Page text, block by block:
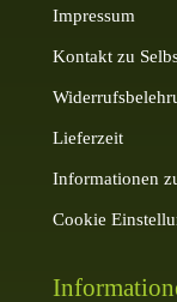
Impressum
Kontakt zu
Lieferzeit
Informationen
Cookie